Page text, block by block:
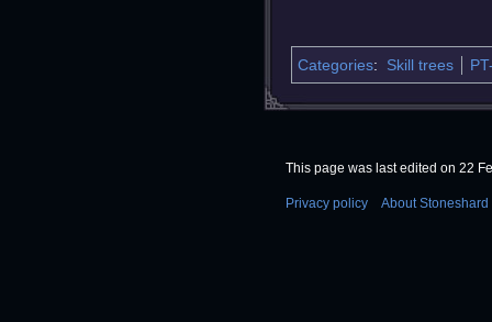
Categories: Skill trees
This page was last edited on 22
Privacy policy About Stoneshard